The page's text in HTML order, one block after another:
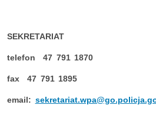
SEKRETARIAT
telefon 47 791 1870
fax 47 791 1895
email: